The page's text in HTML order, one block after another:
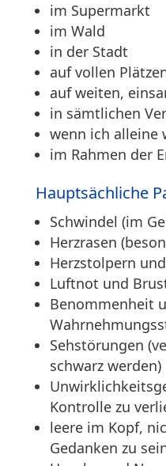
im Supermarkt
im Wald
in der Stadt
auf vollen
auf weiten,
in sämtlichen
wenn ich alleine
im Rahmen der
Hauptsächliche
Schwindel (im
Herzrasen
Herzstolpern
Luftnot und
Benommenheit
Sehstörungen
schwarz werden)
Kontrolle zu
leere im Kopf,
Gedanken zu